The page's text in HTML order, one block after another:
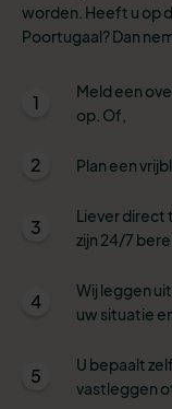
worden. Heeft u op
Poortugaal? Dan
1
Meld een
op. Of,
2 Plan een
3
Liever direct
zijn 24/7
4
Wij leggen
uw situatie
5
U bepaalt
vastleggen